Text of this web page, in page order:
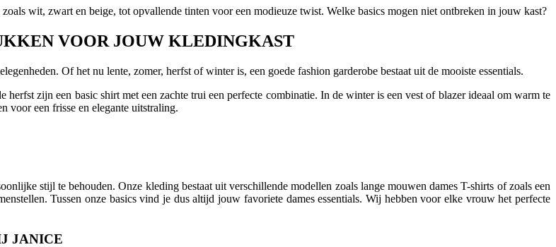
wit, zwart en beige, tot opvallende tinten voor een modieuze twist. Welke basics mogen niet ontbreken in jouw kast?
VOOR JOUW KLEDINGKAST
Of het nu lente, zomer, herfst of winter is, een goede fashion garderobe bestaat uit de mooiste essentials.
zijn een basic shirt met een zachte trui een perfecte combinatie. In de winter is een vest of blazer ideaal om warm te
voor een frisse en elegante uitstraling.
stijl te behouden. Onze kleding bestaat uit verschillende modellen zoals lange mouwen dames T-shirts of zoals een
Tussen onze basics vind je dus altijd jouw favoriete dames essentials. Wij hebben voor elke vrouw het perfecte
JANICE